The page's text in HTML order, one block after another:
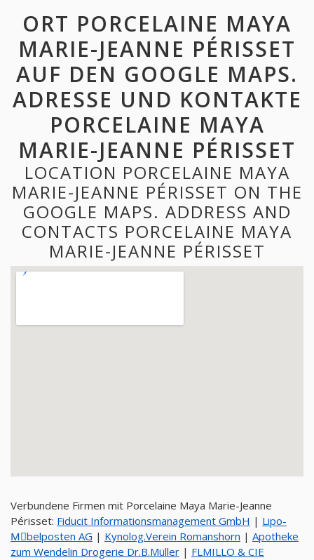
ORT PORCELAINE MAYA
MARIE-JEANNE PÉRISSET
AUF DEN GOOGLE MAPS.
ADRESSE UND KONTAKTE
PORCELAINE MAYA
MARIE-JEANNE PÉRISSET
LOCATION PORCELAINE MAYA
MARIE-JEANNE PÉRISSET ON THE
GOOGLE MAPS. ADDRESS AND
CONTACTS PORCELAINE MAYA
MARIE-JEANNE PÉRISSET
Verbundene Firmen mit Porcelaine Maya Marie-Jeanne
Périsset: Fiducit Informationsmanagement GmbH | Lipo-
Mِbelposten AG | Kynolog.Verein Romanshorn | Apotheke
zum Wendelin Drogerie Dr.B.Müller | FLMILLO & CIE